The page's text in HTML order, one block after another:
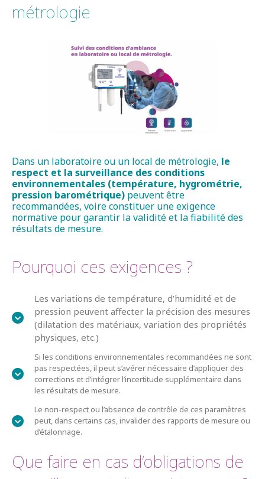
métrologie
Dans un laboratoire ou un local de métrologie, le
respect et la surveillance des conditions
environnementales (température, hygrométrie,
pression barométrique) peuvent être
recommandées, voire constituer une exigence
normative pour garantir la validité et la fiabilité des
résultats de mesure.
Pourquoi ces exigences ?
Les variations de température, d’humidité et de
pression peuvent affecter la précision des mesures
(dilatation des matériaux, variation des propriétés
physiques, etc.)
Si les conditions environnementales recommandées ne sont
pas respectées, il peut s’avérer nécessaire d’appliquer des
corrections et d’intégrer l’incertitude supplémentaire dans
les résultats de mesure.
Le non-respect ou l’absence de contrôle de ces paramètres
peut, dans certains cas, invalider des rapports de mesure ou
d’étalonnage.
Que faire en cas d’obligations de